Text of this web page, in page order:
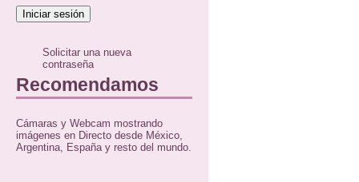
Solicitar una nueva
contraseña
Recomendamos
Cámaras y Webcam mostrando
imágenes en Directo desde México,
Argentina, España y resto del mundo.